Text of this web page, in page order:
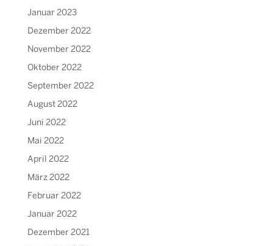
Januar 2023
Dezember 2022
November 2022
Oktober 2022
September 2022
August 2022
Juni 2022
Mai 2022
April 2022
März 2022
Februar 2022
Januar 2022
Dezember 2021